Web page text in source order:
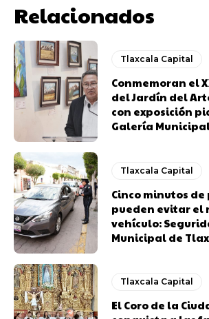
Relacionados
Tlaxcala Capital
Conmemoran el
del Jardín del
con exposición
Galería
Tlaxcala Capital
Cinco minutos
pueden evitar el
vehículo:
Municipal de
Tlaxcala Capital
El Coro de la